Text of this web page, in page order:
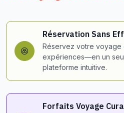
Réservation Sans
Réservez votre
expériences—en un
plateforme intuitive.
Forfaits Voyage